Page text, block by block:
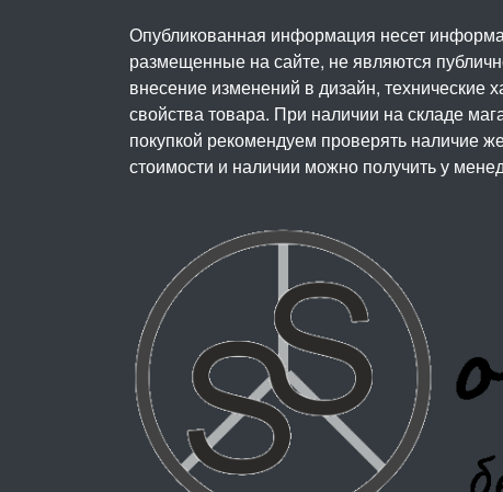
Опубликованная информация несет
размещенные на сайте, не являются
внесение изменений в дизайн, технические
свойства товара. При наличии на складе
покупкой рекомендуем проверять наличие
стоимости и наличии можно получить у